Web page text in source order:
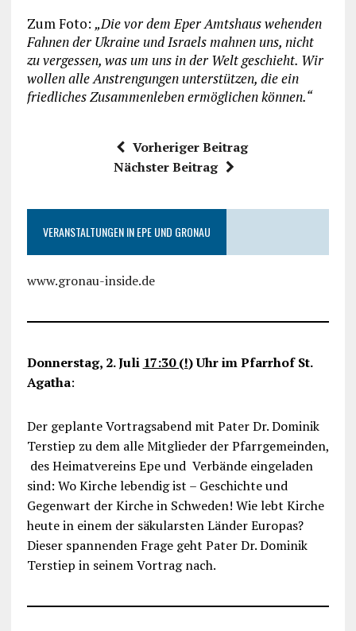
Zum Foto: „Die vor dem Eper Amtshaus wehenden
Fahnen der Ukraine und Israels mahnen uns, nicht
zu vergessen, was um uns in der Welt geschieht. Wir
wollen alle Anstrengungen unterstützen, die ein
friedliches Zusammenleben ermöglichen können.“
Vorheriger Beitrag
Nächster Beitrag
VERANSTALTUNGEN IN EPE UND GRONAU
www.gronau-inside.de
Donnerstag, 2. Juli 17:30 (!) Uhr im Pfarrhof St.
Agatha:
Der geplante Vortragsabend mit Pater Dr. Dominik
Terstiep zu dem alle Mitglieder der Pfarrgemeinden,
des Heimatvereins Epe und Verbände eingeladen
sind: Wo Kirche lebendig ist – Geschichte und
Gegenwart der Kirche in Schweden! Wie lebt Kirche
heute in einem der säkularsten Länder Europas?
Dieser spannenden Frage geht Pater Dr. Dominik
Terstiep in seinem Vortrag nach.